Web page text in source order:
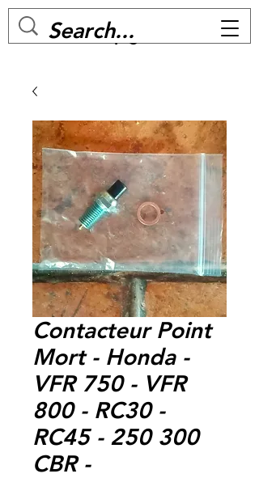
MC BIKE Perpignan
Contacteur Point
Mort - Honda -
VFR 750 - VFR
800 - RC30 -
RC45 - 250 300
CBR -